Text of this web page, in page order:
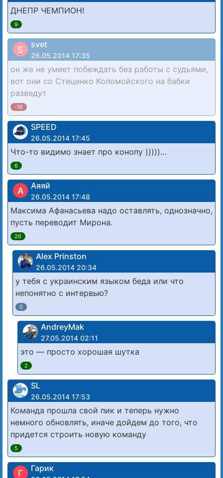
ДНЕПР ЧЕМПИОН!
9
S svet
26.05.2014 17:35
он же не умеет побеждать без работы с судьями,
вот они со Стеценко Коломойского на бабки
разведут
-16
SPEED
26.05.2014 17:45
Что-то видимо знает про конопу )))))…
6
А Аяяй
26.05.2014 17:48
Максима Афанасьева надо оставлять, однозначно,
пусть переводит Мирона.
26
Alex Prinston
26.05.2014 20:34
у тебя с украинским языком беда или что
непонятно с интервью?
0
AndreyMak
27.05.2014 02:11
это — просто хорошая шутка
2
SL
26.05.2014 17:53
Команда прошла свой пик и теперь нужно
немного обновлять, иначе дойдем до того, что
придется строить новую команду
5
Г Гарик